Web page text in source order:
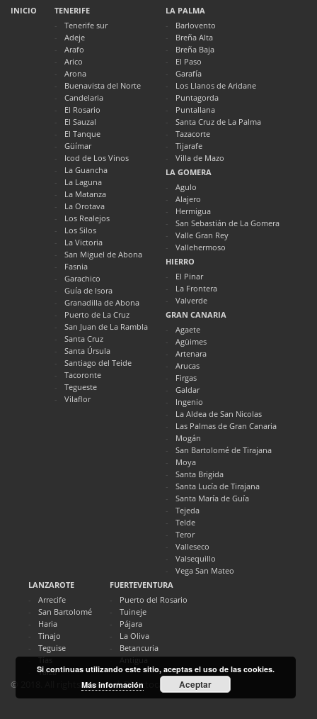
INICIO
TENERIFE
Tenerife sur
Adeje
Arafo
Arico
Arona
Buenavista del Norte
Candelaria
El Rosario
El Sauzal
El Tanque
Güímar
Icod de Los Vinos
La Guancha
La Laguna
La Matanza
La Orotava
Los Realejos
Los Silos
La Victoria
San Miguel de Abona
Fasnia
Garachico
Guía de Isora
Granadilla de Abona
Puerto de La Cruz
San Juan de La Rambla
Santa Cruz
Santa Úrsula
Santiago del Teide
Tacoronte
Tegueste
Vilaflor
LA PALMA
Barlovento
Breña Alta
Breña Baja
El Paso
Garafía
Los Llanos de Aridane
Puntagorda
Puntallana
Santa Cruz de La Palma
Tazacorte
Tijarafe
Villa de Mazo
LA GOMERA
Agulo
Alajero
Hermigua
San Sebastián de La Gomera
Valle Gran Rey
Vallehermoso
HIERRO
El Pinar
La Frontera
Valverde
GRAN CANARIA
Agaete
Agüimes
Artenara
Arucas
Firgas
Galdar
Ingenio
La Aldea de San Nicolas
Las Palmas de Gran Canaria
Mogán
San Bartolomé de Tirajana
Moya
Santa Brigida
Santa Lucía de Tirajana
Santa María de Guía
Tejeda
Telde
Teror
Valleseco
Valsequillo
Vega San Mateo
LANZAROTE
Arrecife
San Bartolomé
Haria
Tinajo
Teguise
Tías
Yaiza
FUERTEVENTURA
Puerto del Rosario
Tuineje
Pájara
La Oliva
Betancuria
Antigua
© 2018. All rights reserved. Directocanarias.com
Si continuas utilizando este sitio, aceptas el uso de las cookies.
Más información
Aceptar